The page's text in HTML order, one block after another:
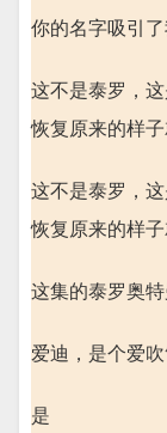
你的名字吸引
这不是泰罗，
恢复原来的样子
这不是泰罗，
恢复原来的样子
这集的泰罗奥
爱迪，是个爱吹
是